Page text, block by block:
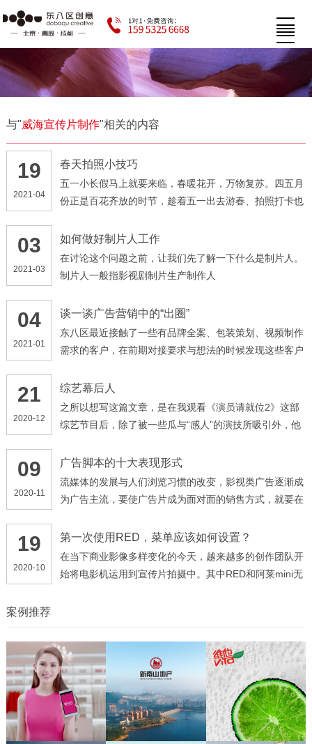
与"威海宣传片制作"相关的内容
19
2021-04
春天拍照小技巧
五一小长假马上就要来临，春暖花开，万物复苏。四五月
份正是百花齐放的时节，趁着五一出去游春、拍照打卡也
03
2021-03
如何做好制片人工作
在讨论这个问题之前，让我们先了解一下什么是制片人。
制片人一般指影视剧制片生产制作人
04
2021-01
谈一谈广告营销中的“出圈”
东八区最近接触了一些有品牌全案、包装策划、视频制作
需求的客户，在前期对接要求与想法的时候发现这些客户
我是做什么产品，我有什么需求，我面向的是什么群体，
我的产品、广告一定要“出圈”。时代在进步，甲方爸爸的
需求由“高端、大气、上档次”演变为了“出圈”，那么何
输出，企业想要给受众传达的信息，忽略了受众的想法，
此种营销思路更加偏表面化、形象化
21
2020-12
综艺幕后人
之所以想写这篇文章，是在我观看《演员请就位2》这部
综艺节目后，除了被一些瓜与“感人”的演技所吸引外，他
艺节目，最引人关注的一点，就是他们的影视化部分，多
位导演通过选拔自己心仪的演员，来拍摄各种经典影视类
片段，以及自创的剧情
09
2020-11
广告脚本的十大表现形式
流媒体的发展与人们浏览习惯的改变，影视类广告逐渐成
为广告主流，要使广告片成为面对面的销售方式，就要在
达广告讯息，一般来讲有下列几种主要形式： ( 1 )故事
式。用讲故事形式来表达商品与受众的关系，使受众产生
共鸣
19
2020-10
第一次使用RED，菜单应该如何设置？
在当下商业影像多样变化的今天，越来越多的创作团队开
始将电影机运用到宣传片拍摄中。其中RED和阿莱mini无
案例推荐